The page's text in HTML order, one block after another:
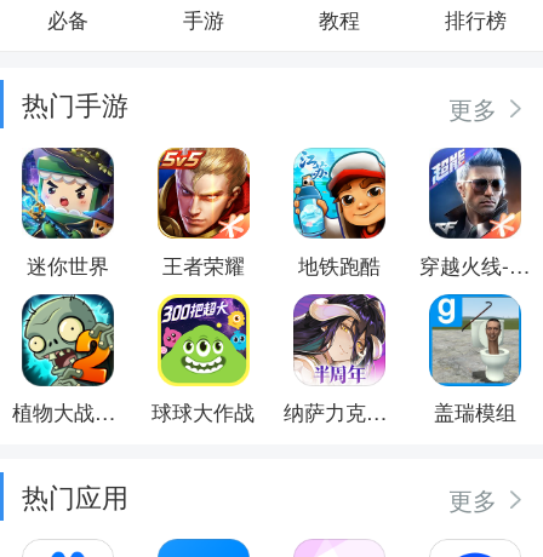
必备 手游 教程 排行榜
热门手游 更多
迷你世界 王者荣耀 地铁跑酷 穿越火线-枪战王者
植物大战僵尸2 球球大作战 纳萨力克之王 盖瑞模组
热门应用 更多